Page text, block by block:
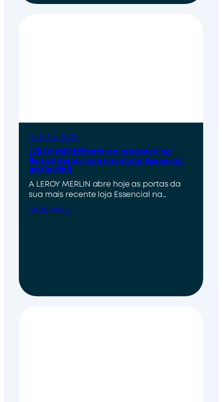
31 Julho 2026
LEROY MERLIN reforça presença na
Beira Interior com nova Loja Essencial
na Covilhã
A LEROY MERLIN abre hoje as portas da
sua mais recente loja Essencial na…
SABE MAIS